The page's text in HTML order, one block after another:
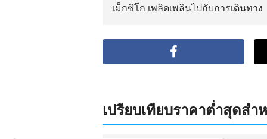
เม็กซิโก เพลิดเพลินไปกับการเดินทาง
เปรียบเทียบราคาต่ำสุดสำ